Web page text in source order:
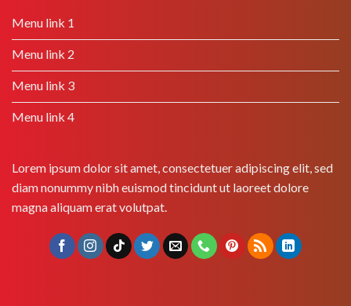
Menu link 1
Menu link 2
Menu link 3
Menu link 4
Lorem ipsum dolor sit amet, consectetuer adipiscing elit, sed
diam nonummy nibh euismod tincidunt ut laoreet dolore
magna aliquam erat volutpat.